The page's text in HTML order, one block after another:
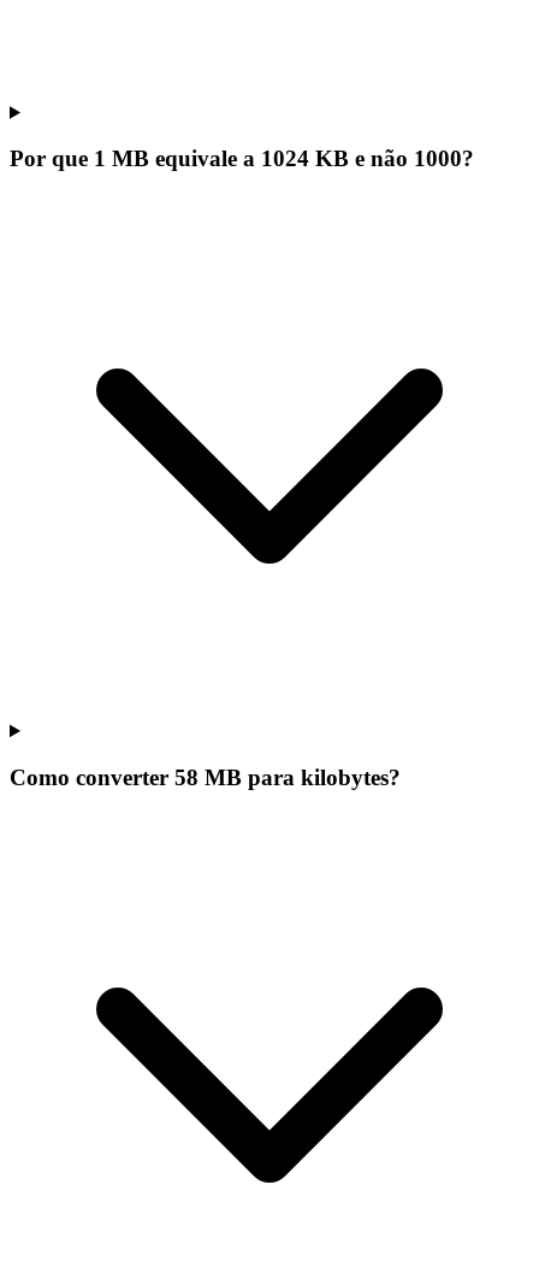
Por que 1 MB equivale a 1024 KB e não 1000?
Como converter 58 MB para kilobytes?